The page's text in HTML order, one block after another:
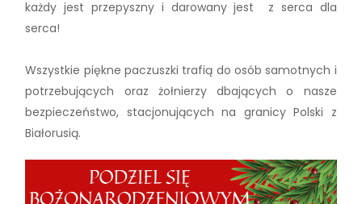
każdy jest przepyszny i darowany jest z serca dla
serca!
Wszystkie piękne paczuszki trafią do osób samotnych i
potrzebujących oraz żołnierzy dbających o nasze
bezpieczeństwo, stacjonujących na granicy Polski z
Białorusią.